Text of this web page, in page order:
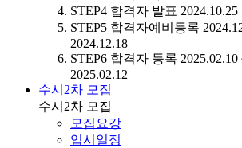
STEP4 합격자 발표 2024.10.25
STEP5 합격자예비등록
2024.12.18
STEP6 합격자 등록 2025.02.10
2025.02.12
수시2차 모집
수시2차 모집
모집요강
입시일정